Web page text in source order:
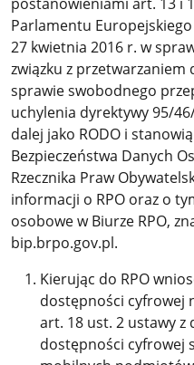
Parlamentu Europejskiego
27 kwietnia 2016 r. w
związku z
sprawie swobodnego
uchylenia dyrektywy 95/
dalej jako RODO i
Bezpieczeństwa Danych
Rzecznika Praw
informacji o RPO oraz o
osobowe w Biurze RPO,
bip.brpo.gov.pl.
Kierując do RPO
dostępności cyfrowej
art. 18 ust. 2 ustawy z
dostępności cyfrowej